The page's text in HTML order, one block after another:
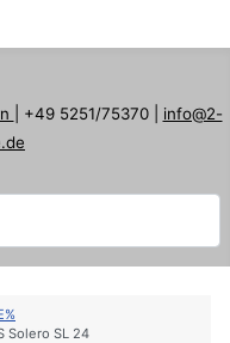
| +49 5251/75370 | info@2-
Solero SL 24